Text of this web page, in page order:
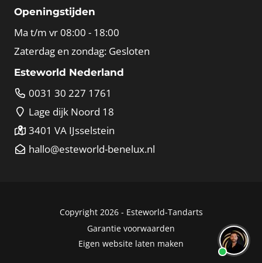
Openingstijden
Ma t/m vr 08:00 - 18:00
Zaterdag en zondag: Gesloten
Esteworld Nederland
0031 30 227 1761
Lage dijk Noord 18
3401 VA IJsselstein
hallo@esteworld-benelux.nl
Copyright 2026 - Esteworld-Tandarts
Garantie voorwaarden
Eigen website laten maken